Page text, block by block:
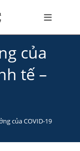
của
tế –
của COVID-19 tới Kinh